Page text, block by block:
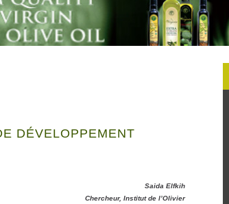
DÉVELOPPEMENT
Saida Elfkih
Chercheur, Institut de l’Olivier